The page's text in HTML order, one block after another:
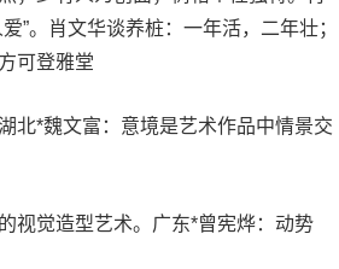
”。肖文华谈养桩：一年活，二年壮；
可登雅堂
北*魏文富：意境是艺术作品中情景交
视觉造型艺术。广东*曾宪烨：动势